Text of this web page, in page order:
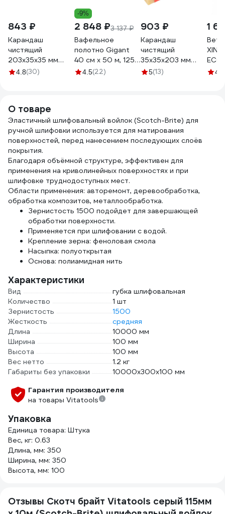
843 ₽
Карандаш
чистящий
203х35x35 мм
Abraforce
4.8(30)
-9%
2 848 ₽3 137 ₽
Вафельное
полотно Gigant
40 см х 50 м, 125
г/м2 GVL-200
4.5(22)
903 ₽
Карандаш
чистящий
35x35x203 мм
AbraTechnic
5(13)
1
4.3
О товаре
Эластичный шлифовальный войлок (Scotch-Brite) для
ручной шлифовки используется для матирования
поверхностей, перед нанесением последующих слоёв
покрытия.
Благодаря объёмной структуре, эффективен для
применения на криволинейных поверхностях и при
шлифовке труднодоступных мест.
Области применения: авторемонт, деревообработка,
обработка композитов, металлообработка.
Зернистость 1500 подойдет для завершающей
обработки поверхности.
Применяется при шлифовании с водой.
Крепление зерна: феноловая смола
Насыпка: полуоткрытая
Основа: полиамидная нить
Характеристики
Вид
губка шлифовальная
Количество
1 шт
Зернистость
1500
Жесткость
средняя
Длина
10000 мм
Ширина
100 мм
Высота
100 мм
Вес нетто
1.2 кг
Габариты без упаковки
10000х300х100 мм
Гарантия производителя
на товары Vitatools
Упаковка
Единица товара: Штука
Вес, кг: 0.63
Длина, мм: 350
Ширина, мм: 350
Высота, мм: 100
Отзывы Скотч брайт Vitatools серый 115мм